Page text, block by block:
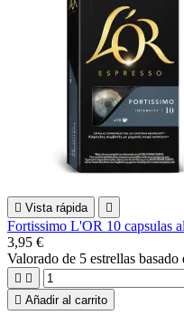
 Vista rápida 
Fortissimo L'OR 10 capsulas
3,95 €
Valorado de 5 estrellas basado
 
 Añadir al carrito